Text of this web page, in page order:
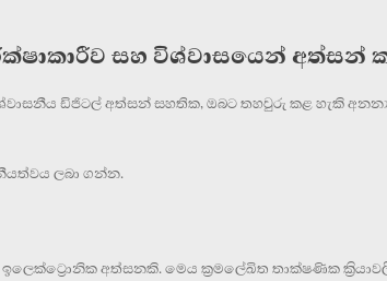
සහ විශ්වාසයෙන් අත්සන්
ඩිජිටල් අත්සන් සහතික, ඔබට තහවුරු කළ හැකි
ලබා ගන්න.
අත්සනකි. මෙය ක්‍රමලේඛිත තාක්ෂණික